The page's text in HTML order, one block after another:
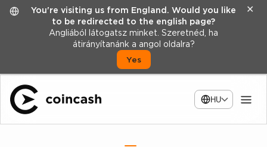
You're visiting us from England. Would you like
to be redirected to the english page?
Angliából látogatsz minket. Szeretnéd, ha
átirányítanánk a angol oldalra?
Yes
✕
HU